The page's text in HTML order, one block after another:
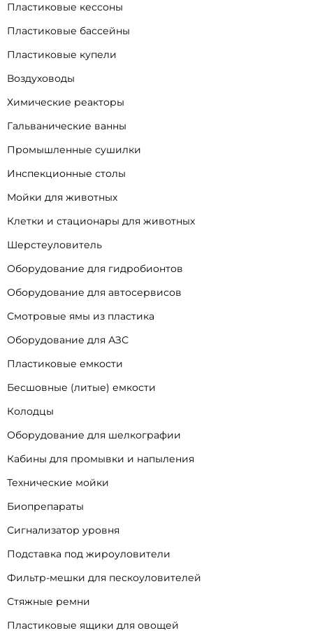
Пластиковые кессоны
Пластиковые бассейны
Пластиковые купели
Воздуховоды
Химические реакторы
Гальванические ванны
Промышленные сушилки
Инспекционные столы
Мойки для животных
Клетки и стационары для животных
Шерстеуловитель
Оборудование для гидробионтов
Оборудование для автосервисов
Смотровые ямы из пластика
Оборудование для АЗС
Пластиковые емкости
Бесшовные (литые) емкости
Колодцы
Оборудование для шелкографии
Кабины для промывки и напыления
Технические мойки
Биопрепараты
Сигнализатор уровня
Подставка под жироуловители
Фильтр-мешки для пескоуловителей
Стяжные ремни
Пластиковые ящики для овощей